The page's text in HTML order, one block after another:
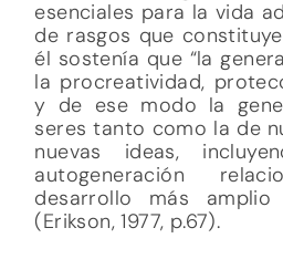
esenciales para la vida
de rasgos que
él sostenía que “la
la procreatividad,
y de ese modo la
seres tanto como la de
nuevas ideas,
autogeneración
desarrollo más
(Erikson, 1977, p.67).